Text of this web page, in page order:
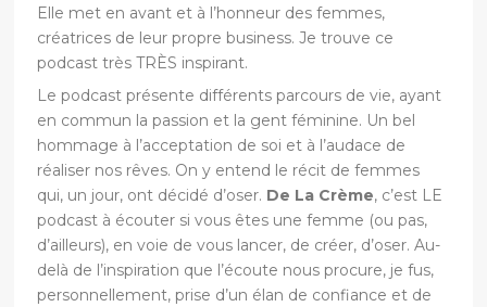
Elle met en avant et à l’honneur des femmes,
créatrices de leur propre business. Je trouve ce
podcast très TRÈS inspirant.
Le podcast présente différents parcours de vie, ayant
en commun la passion et la gent féminine. Un bel
hommage à l’acceptation de soi et à l’audace de
réaliser nos rêves. On y entend le récit de femmes
qui, un jour, ont décidé d’oser. De La Crème, c’est LE
podcast à écouter si vous êtes une femme (ou pas,
d’ailleurs), en voie de vous lancer, de créer, d’oser. Au-
delà de l’inspiration que l’écoute nous procure, je fus,
personnellement, prise d’un élan de confiance et de